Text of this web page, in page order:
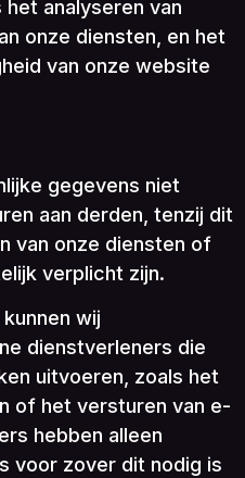
analyseren van
onze diensten, en het
van onze website
gegevens niet
aan derden, tenzij dit
van onze diensten of
verplicht zijn.
wij
dienstverleners die
uitvoeren, zoals het
of het versturen van e-
hebben alleen
voor zover dit nodig is